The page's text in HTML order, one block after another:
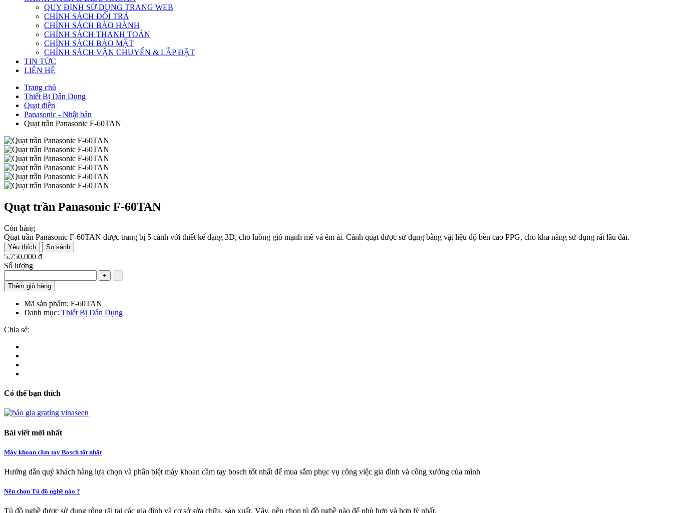
QUY ĐỊNH SỬ DỤNG TRANG WEB
CHÍNH SÁCH ĐỔI TRẢ
CHÍNH SÁCH BẢO HÀNH
CHÍNH SÁCH THANH TOÁN
CHÍNH SÁCH BẢO MẬT
CHÍNH SÁCH VẬN CHUYỂN & LẮP ĐẶT
TIN TỨC
LIÊN HỆ
Trang chủ
Thiết Bị Dân Dụng
Quạt điện
Panasonic - Nhật bản
Quạt trần Panasonic F-60TAN
Quạt trần Panasonic F-60TAN
Còn hàng
Quạt trần Panasonic F-60TAN được trang bị 5 cánh với thiết kế dạng 3D, cho luồng gió mạnh mẽ và êm ái. Cánh quạt được sử dụng bằng vật liệu độ bền cao PPG, cho khả năng sử dụng rất lâu dài.
Yêu thích So sánh
5.750.000 ₫
Số lượng
+
-
Thêm giỏ hàng
Mã sản phẩm: F-60TAN
Danh mục: Thiết Bị Dân Dụng
Chia sẻ:
Có thể bạn thích
Bài viết mới nhất
Máy khoan cầm tay Bosch tốt nhất
Hướng dẫn quý khách hàng lựa chọn và phân biệt máy khoan cầm tay bosch tốt nhất để mua sắm phục vụ công việc gia đình và công xưởng của mình
Nên chọn Tủ đồ nghề nào ?
Tủ đồ nghề được sử dụng rộng rãi tại các gia đình và cơ sở sửa chữa, sản xuất. Vậy, nên chọn tủ đồ nghề nào để phù hợp và hợp lý nhất.